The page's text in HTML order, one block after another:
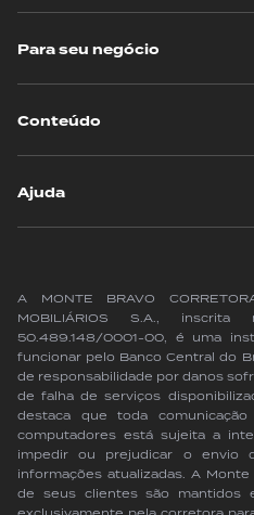
Para seu negócio
Conteúdo
Ajuda
A MONTE BRAVO
MOBILIÁRIOS S.A.,
50.489.148/0001-00, é uma
funcionar pelo Banco Central do
de responsabilidade por danos
de falha de serviços
destaca que toda
computadores está sujeita a
impedir ou prejudicar o envio
informações atualizadas. A
de seus clientes são mantidos